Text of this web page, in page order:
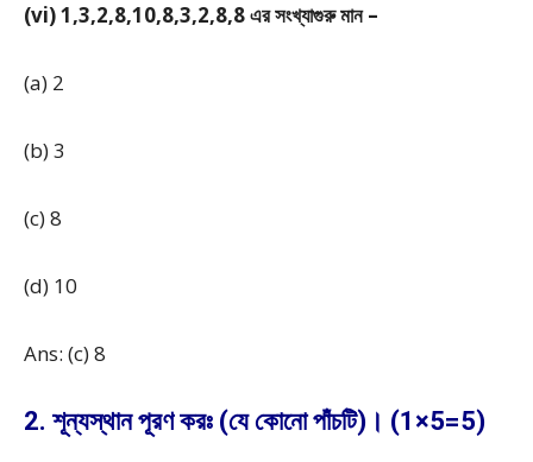
(vi) 1,3,2,8,10,8,3,2,8,8 এর সংখ্যাগুরু মান –
(a) 2
(b) 3
(c) 8
(d) 10
Ans: (c) 8
2. শূন্যস্থান পূরণ করঃ (যে কোনো পাঁচটি)। (1×5=5)